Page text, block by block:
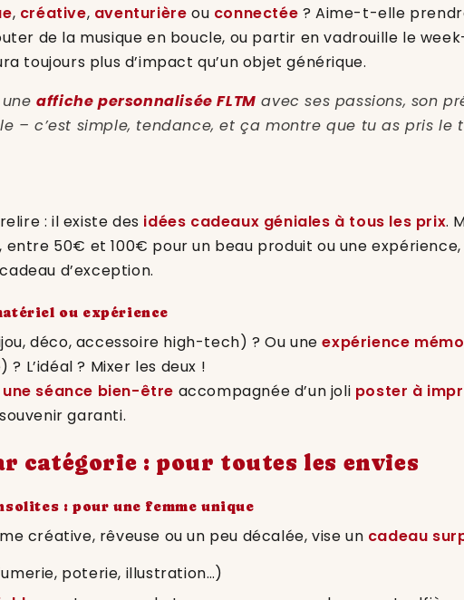
, créative, aventurière ou connectée ? Aime-t-elle
de la musique en boucle, ou partir en vadrouille le
toujours plus d’impact qu’un objet générique.
uneaffiche personnalisée FLTM avec ses passions, son
– c’est simple, tendance, et ça montre que tu as pris le
: il existe des idées cadeaux géniales à tous les prix.
50€ et 100€ pour un beau produit ou une
d’exception.
ou expérience
déco, accessoire high-tech) ? Ou uneexpérience
L’idéal ? Mixer les deux !
séance bien-être accompagnée d’un joli poster à
garanti.
catégorie : pour toutes les envies
: pour une femme unique
créative, rêveuse ou un peu décalée, vise un cadeau
poterie, illustration…)